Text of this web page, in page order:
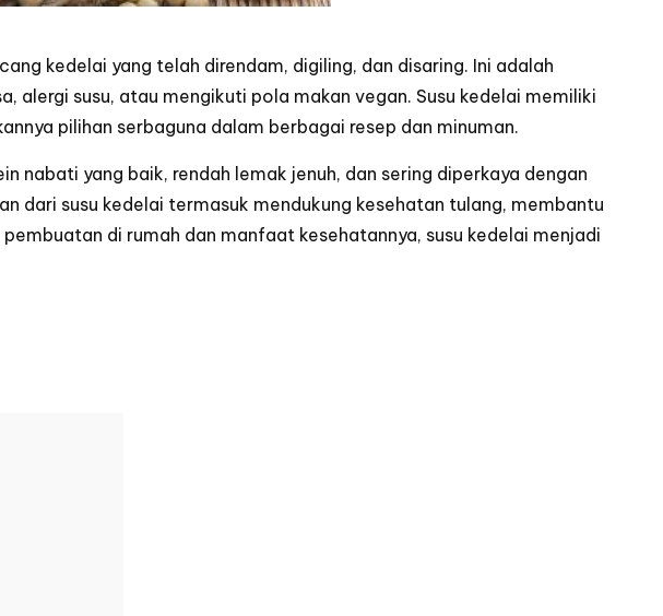
kedelai yang telah direndam, digiling, dan disaring. Ini adalah
susu, atau mengikuti pola makan vegan. Susu kedelai memiliki
pilihan serbaguna dalam berbagai resep dan minuman.
nabati yang baik, rendah lemak jenuh, dan sering diperkaya dengan
dari susu kedelai termasuk mendukung kesehatan tulang, membantu
di rumah dan manfaat kesehatannya, susu kedelai menjadi